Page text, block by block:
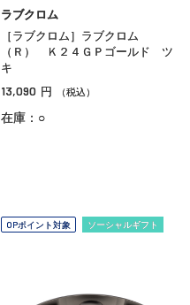
ラブクロム
［ラブクロム］ラブクロム
（Ｒ） Ｋ２４ＧＰゴールド ツ
キ
13,090 円 （税込）
在庫：○
OPポイント対象 ソーシャルギフト